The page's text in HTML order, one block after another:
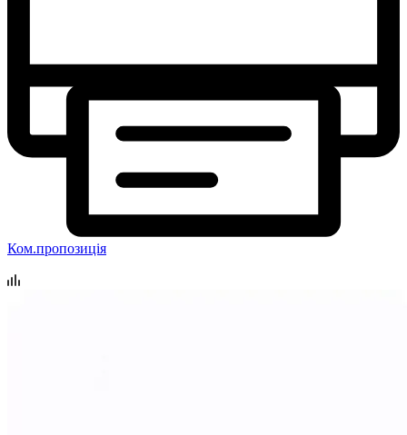
Ком.пропозиція